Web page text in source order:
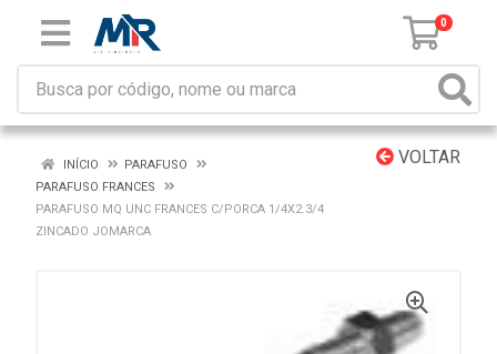
0
VOLTAR
INÍCIO
PARAFUSO
PARAFUSO FRANCES
PARAFUSO MQ UNC FRANCES C/PORCA 1/4X2.3/4
ZINCADO JOMARCA